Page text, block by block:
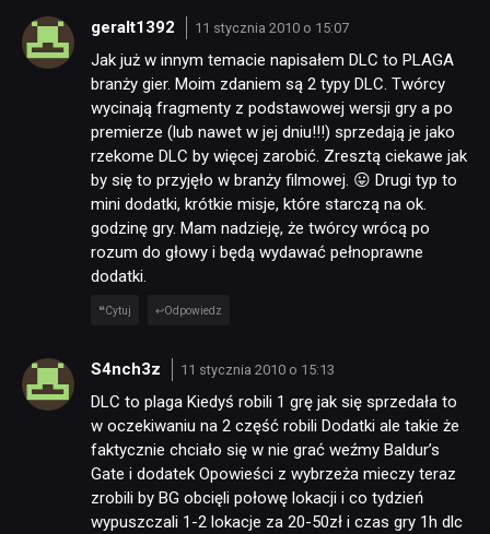
geralt1392 11 stycznia 2010 o 15:07
Jak już w innym temacie napisałem DLC to PLAGA
branży gier. Moim zdaniem są 2 typy DLC. Twórcy
wycinają fragmenty z podstawowej wersji gry a po
premierze (lub nawet w jej dniu!!!) sprzedają je jako
rzekome DLC by więcej zarobić. Zresztą ciekawe jak
by się to przyjęło w branży filmowej. 😛 Drugi typ to
mini dodatki, krótkie misje, które starczą na ok.
godzinę gry. Mam nadzieję, że twórcy wrócą po
rozum do głowy i będą wydawać pełnoprawne
dodatki.
Cytuj Odpowiedz
S4nch3z 11 stycznia 2010 o 15:13
DLC to plaga Kiedyś robili 1 grę jak się sprzedała to
w oczekiwaniu na 2 część robili Dodatki ale takie że
faktycznie chciało się w nie grać weźmy Baldur’s
Gate i dodatek Opowieści z wybrzeża mieczy teraz
zrobili by BG obcięli połowę lokacji i co tydzień
wypuszczali 1-2 lokacje za 20-50zł i czas gry 1h dlc